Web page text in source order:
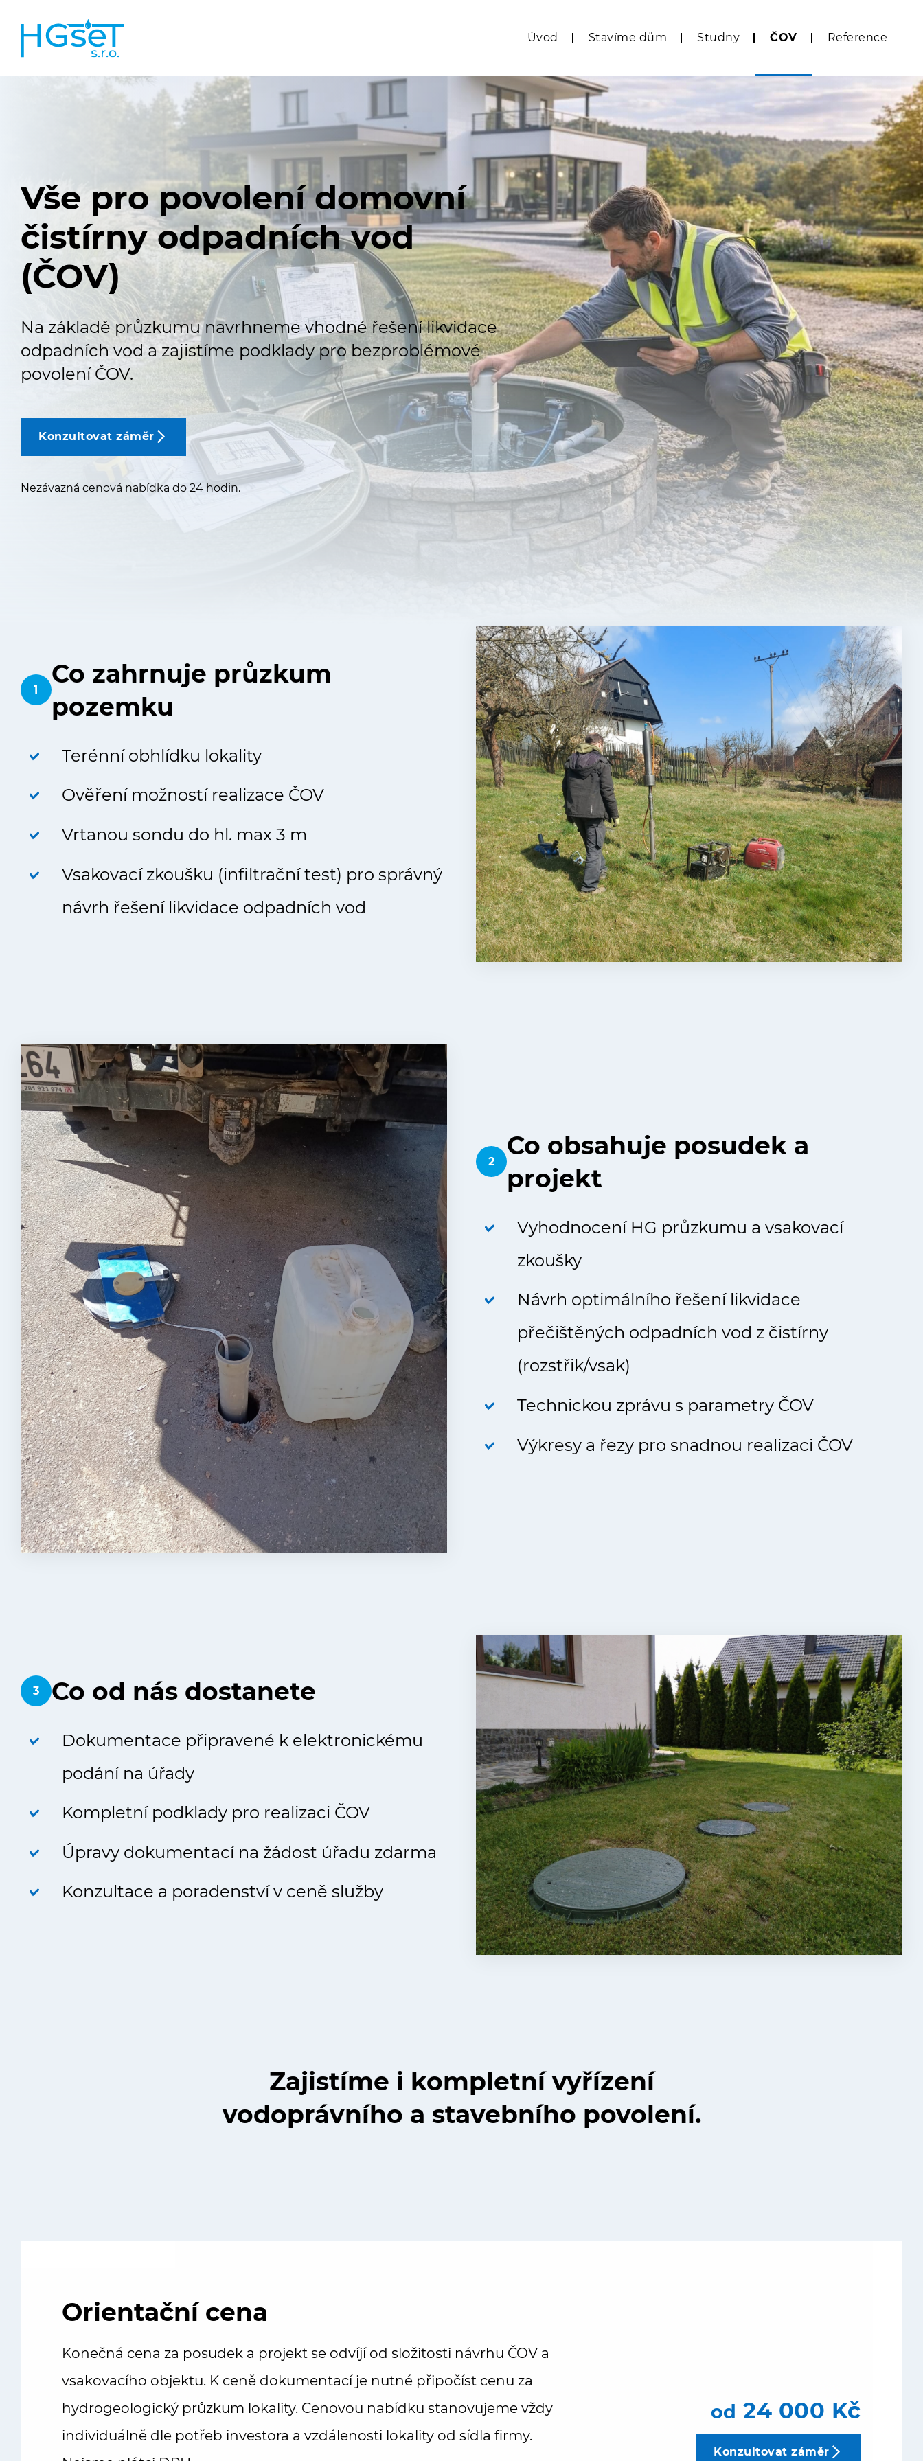
Úvod Stavíme dům Studny ČOV Reference
Vše pro povolení domovní
čistírny odpadních vod
(ČOV)
Na základě průzkumu navrhneme vhodné řešení likvidace
odpadních vod a zajistíme podklady pro bezproblémové
povolení ČOV.
Konzultovat záměr
Nezávazná cenová nabídka do 24 hodin.
1
Co zahrnuje průzkum
pozemku
Terénní obhlídku lokality
Ověření možností realizace ČOV
Vrtanou sondu do hl. max 3 m
Vsakovací zkoušku (infiltrační test) pro správný
návrh řešení likvidace odpadních vod
2
Co obsahuje posudek a
projekt
Vyhodnocení HG průzkumu a vsakovací
zkoušky
Návrh optimálního řešení likvidace
přečištěných odpadních vod z čistírny
(rozstřik/vsak)
Technickou zprávu s parametry ČOV
Výkresy a řezy pro snadnou realizaci ČOV
3 Co od nás dostanete
Dokumentace připravené k elektronickému
podání na úřady
Kompletní podklady pro realizaci ČOV
Úpravy dokumentací na žádost úřadu zdarma
Konzultace a poradenství v ceně služby
Zajistíme i kompletní vyřízení
vodoprávního a stavebního povolení.
Orientační cena
Konečná cena za posudek a projekt se odvíjí od složitosti návrhu ČOV a
vsakovacího objektu. K ceně dokumentací je nutné připočíst cenu za
hydrogeologický průzkum lokality. Cenovou nabídku stanovujeme vždy
individuálně dle potřeb investora a vzdálenosti lokality od sídla firmy.
od 24 000 Kč
Konzultovat záměr